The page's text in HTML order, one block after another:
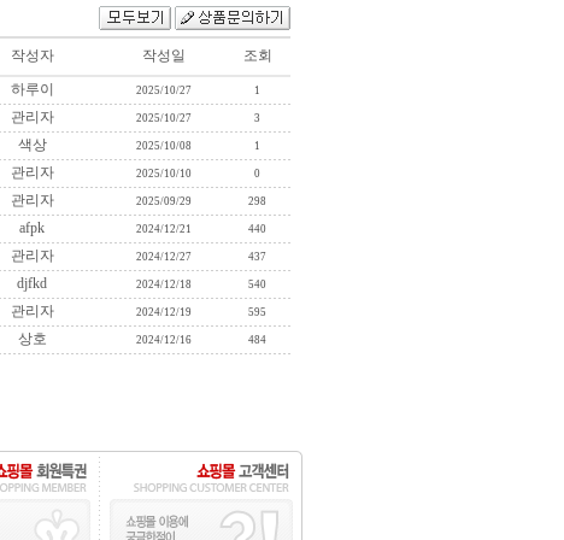
작성자 작성일 조회
하루이 2025/10/27 1
관리자 2025/10/27 3
색상 2025/10/08 1
관리자 2025/10/10 0
관리자 2025/09/29 298
afpk 2024/12/21 440
관리자 2024/12/27 437
djfkd 2024/12/18 540
관리자 2024/12/19 595
상호 2024/12/16 484